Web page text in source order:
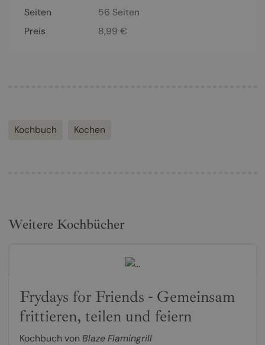
Seiten
56 Seiten
Preis
8,99 €
Kochbuch Kochen
Weitere Kochbücher
Frydays for Friends - Gemeinsam
frittieren, teilen und feiern
Kochbuch von Blaze Flamingrill